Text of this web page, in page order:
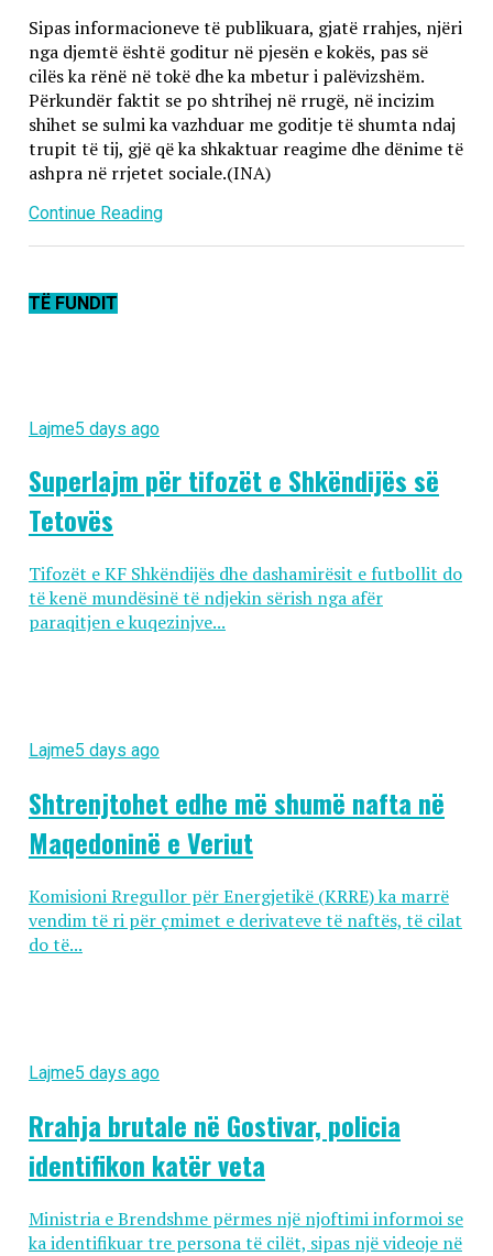
Sipas informacioneve të publikuara, gjatë rrahjes, njëri
nga djemtë është goditur në pjesën e kokës, pas së
cilës ka rënë në tokë dhe ka mbetur i palëvizshëm.
Përkundër faktit se po shtrihej në rrugë, në incizim
shihet se sulmi ka vazhduar me goditje të shumta ndaj
trupit të tij, gjë që ka shkaktuar reagime dhe dënime të
ashpra në rrjetet sociale.(INA)
Continue Reading
TË FUNDIT
Lajme5 days ago
Superlajm për tifozët e Shkëndijës së
Tetovës
Tifozët e KF Shkëndijës dhe dashamirësit e futbollit do
të kenë mundësinë të ndjekin sërish nga afër
paraqitjen e kuqezinjve...
Lajme5 days ago
Shtrenjtohet edhe më shumë nafta në
Maqedoninë e Veriut
Komisioni Rregullor për Energjetikë (KRRE) ka marrë
vendim të ri për çmimet e derivateve të naftës, të cilat
do të...
Lajme5 days ago
Rrahja brutale në Gostivar, policia
identifikon katër veta
Ministria e Brendshme përmes një njoftimi informoi se
ka identifikuar tre persona të cilët, sipas një videoje në